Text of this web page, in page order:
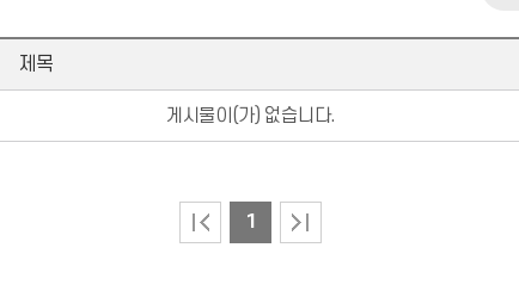
제목
게시물이(가) 없습니다.
1